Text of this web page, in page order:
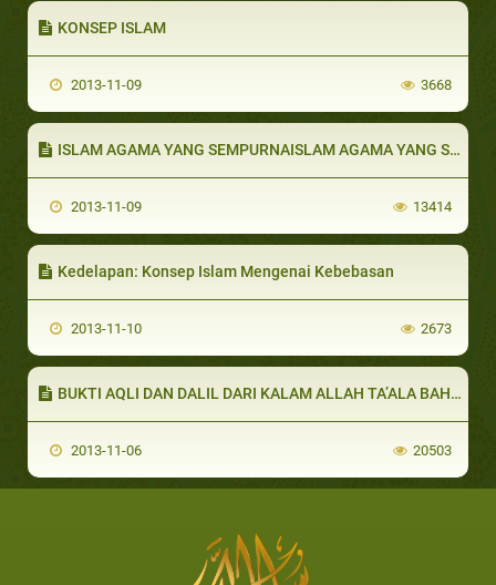
KONSEP ISLAM
2013-11-09 3668
ISLAM AGAMA YANG SEMPURNAISLAM AGAMA YANG SEMPURNA
2013-11-09 13414
Kedelapan: Konsep Islam Mengenai Kebebasan
2013-11-10 2673
BUKTI AQLI DAN DALIL DARI KALAM ALLAH TA’ALA BAHWA AL QUR’AN KALAM ALLAH DAN MUHAMMAD HANYALAH SEORANG UTUSAN ALLAH
2013-11-06 20503